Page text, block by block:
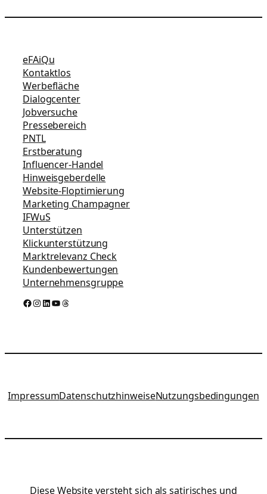
eFAiQu
Kontaktlos
Werbefläche
Dialogcenter
Jobversuche
Pressebereich
PNTL
Erstberatung
Influencer-Handel
Hinweisgeberdelle
Website-Floptimierung
Marketing Champagner
IFWuS
Unterstützen
Klickunterstützung
Marktrelevanz Check
Kundenbewertungen
Unternehmensgruppe
Facebook InstagramLinkedIn YouTube Threads
ImpressumDatenschutzhinweiseNutzungsbedingungen
Diese Website versteht sich als satirisches und